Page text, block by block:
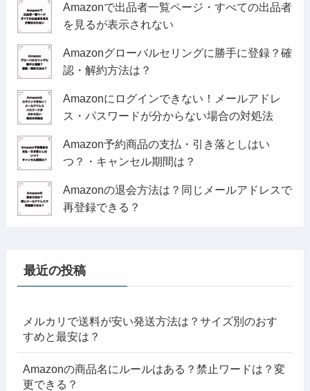
Amazonで出品者一覧ページ・すべての出品者
を見るが表示されない
Amazonグローバルセリングに勝手に登録？確
認・解約方法は？
Amazonにログインできない！メールアドレ
ス・パスワードが分からない場合の対処法
Amazon予約商品の支払・引き落としはい
つ？・キャンセル期間は？
Amazonの退会方法は？同じメールアドレスで
再登録できる？
最近の投稿
メルカリで送料が安い発送方法は？サイズ別のおす
すめと最安は？
Amazonの商品名にルールはある？禁止ワードは？変
更できる？